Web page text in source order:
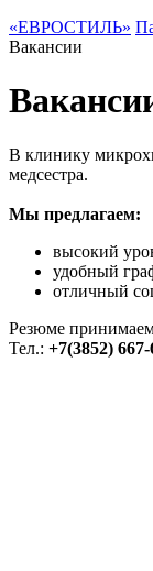
«ЕВРОСТИЛЬ»
Вакансии
В клинику
медсестра.
Мы предлагаем:
высокий
удобный
отличный
Резюме
Тел.: +7(3852) 667-